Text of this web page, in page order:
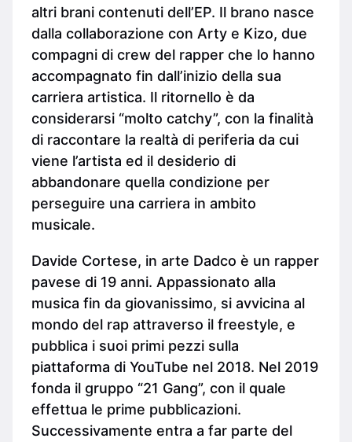
altri brani contenuti dell’EP. Il brano nasce
dalla collaborazione con Arty e Kizo, due
compagni di crew del rapper che lo hanno
accompagnato fin dall’inizio della sua
carriera artistica. Il ritornello è da
considerarsi “molto catchy”, con la finalità
di raccontare la realtà di periferia da cui
viene l’artista ed il desiderio di
abbandonare quella condizione per
perseguire una carriera in ambito
musicale.
Davide Cortese, in arte Dadco è un rapper
pavese di 19 anni. Appassionato alla
musica fin da giovanissimo, si avvicina al
mondo del rap attraverso il freestyle, e
pubblica i suoi primi pezzi sulla
piattaforma di YouTube nel 2018. Nel 2019
fonda il gruppo “21 Gang”, con il quale
effettua le prime pubblicazioni.
Successivamente entra a far parte del